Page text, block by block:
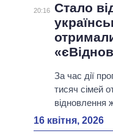
20:16 Стало
За час дії
тисяч сімей
відновлення
16 квітня, 2026